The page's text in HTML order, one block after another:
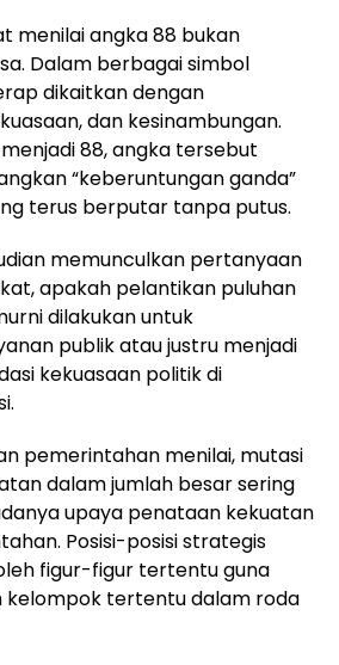
menilai angka 88 bukan
Dalam berbagai simbol
dikaitkan dengan
dan kesinambungan.
88, angka tersebut
“keberuntungan ganda”
terus berputar tanpa putus.
memunculkan pertanyaan
apakah pelantikan puluhan
dilakukan untuk
publik atau justru menjadi
kekuasaan politik di
pemerintahan menilai, mutasi
dalam jumlah besar sering
upaya penataan kekuatan
Posisi-posisi strategis
figur-figur tertentu guna
kelompok tertentu dalam roda